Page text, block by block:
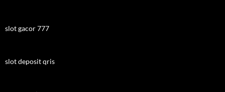
slot gacor 777
slot deposit qris